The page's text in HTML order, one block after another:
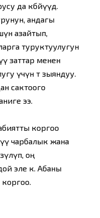
да көбөйүүдө.
андагы
азайтып,
туруктуулугун
заттар менен
үчүн өтө зыяндуу.
сактоого
ээ.
коргоо
чарбалык жана
оң
эле к. Абаны